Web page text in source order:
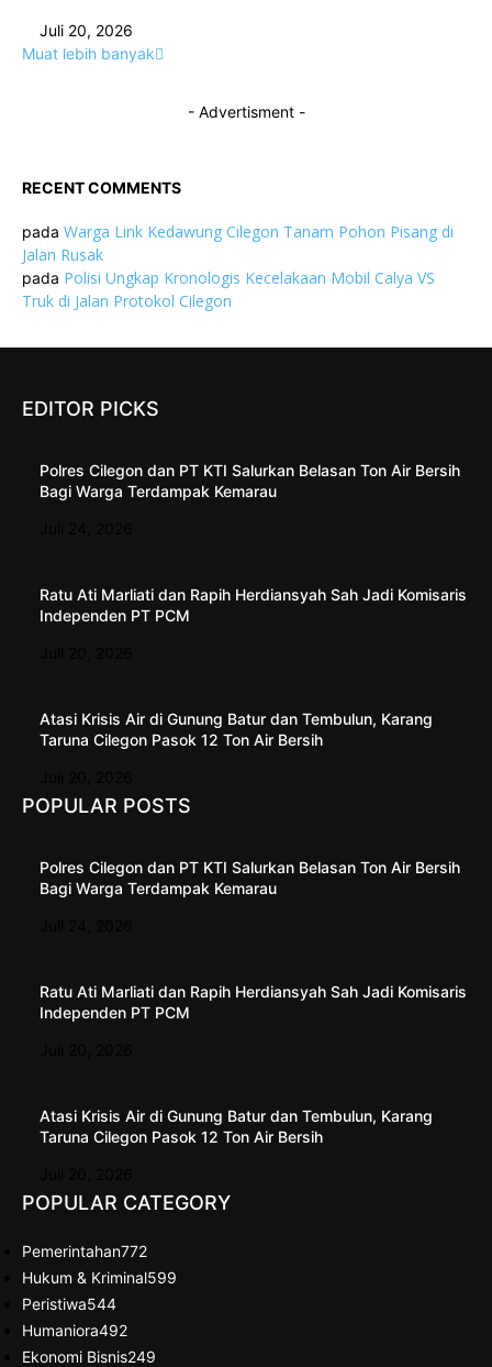
Juli 20, 2026
Muat lebih banyak
- Advertisment -
RECENT COMMENTS
pada Warga Link Kedawung Cilegon Tanam Pohon Pisang di
Jalan Rusak
pada Polisi Ungkap Kronologis Kecelakaan Mobil Calya VS
Truk di Jalan Protokol Cilegon
EDITOR PICKS
Polres Cilegon dan PT KTI Salurkan Belasan Ton Air Bersih
Bagi Warga Terdampak Kemarau
Ratu Ati Marliati dan Rapih Herdiansyah Sah Jadi Komisaris
Independen PT PCM
Atasi Krisis Air di Gunung Batur dan Tembulun, Karang
Taruna Cilegon Pasok 12 Ton Air Bersih
POPULAR POSTS
Polres Cilegon dan PT KTI Salurkan Belasan Ton Air Bersih
Bagi Warga Terdampak Kemarau
Ratu Ati Marliati dan Rapih Herdiansyah Sah Jadi Komisaris
Independen PT PCM
Atasi Krisis Air di Gunung Batur dan Tembulun, Karang
Taruna Cilegon Pasok 12 Ton Air Bersih
POPULAR CATEGORY
Pemerintahan772
Hukum & Kriminal599
Peristiwa544
Humaniora492
Ekonomi Bisnis249